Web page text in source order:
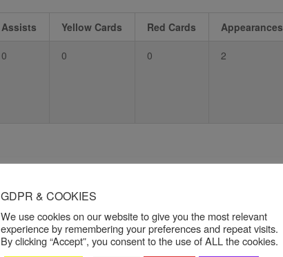
Assists Yellow Cards Red Cards Appearances
0 0 0 2
14 decembrie 2019
4
GDPR & COOKIES
We use cookies on our website to give you the most relevant
experience by remembering your preferences and repeat visits.
By clicking “Accept”, you consent to the use of ALL the cookies.